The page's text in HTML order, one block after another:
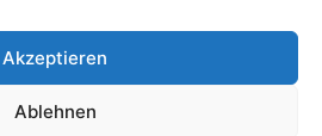
Akzeptieren
Ablehnen
Stolz präsentiert von WordPress.